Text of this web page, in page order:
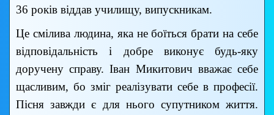
36 років віддав училищу, випускникам.
Це смілива людина, яка не боїться брати на себе
відповідальність і добре виконує будь-яку
доручену справу. Іван Микитович вважає себе
щасливим, бо зміг реалізувати себе в професії.
Пісня завжди є для нього супутником життя.